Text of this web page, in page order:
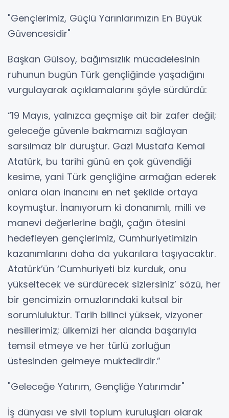
"Gençlerimiz, Güçlü Yarınlarımızın En Büyük
Güvencesidir"
Başkan Gülsoy, bağımsızlık mücadelesinin
ruhunun bugün Türk gençliğinde yaşadığını
vurgulayarak açıklamalarını şöyle sürdürdü:
“19 Mayıs, yalnızca geçmişe ait bir zafer değil;
geleceğe güvenle bakmamızı sağlayan
sarsılmaz bir duruştur. Gazi Mustafa Kemal
Atatürk, bu tarihi günü en çok güvendiği
kesime, yani Türk gençliğine armağan ederek
onlara olan inancını en net şekilde ortaya
koymuştur. İnanıyorum ki donanımlı, milli ve
manevi değerlerine bağlı, çağın ötesini
hedefleyen gençlerimiz, Cumhuriyetimizin
kazanımlarını daha da yukarılara taşıyacaktır.
Atatürk’ün ‘Cumhuriyeti biz kurduk, onu
yükseltecek ve sürdürecek sizlersiniz’ sözü, her
bir gencimizin omuzlarındaki kutsal bir
sorumluluktur. Tarih bilinci yüksek, vizyoner
nesillerimiz; ülkemizi her alanda başarıyla
temsil etmeye ve her türlü zorluğun
üstesinden gelmeye muktedirdir.”
"Geleceğe Yatırım, Gençliğe Yatırımdır"
İş dünyası ve sivil toplum kuruluşları olarak